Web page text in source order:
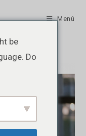
Menú
be
Do